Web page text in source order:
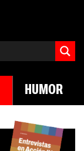
HUMOR
Los 43